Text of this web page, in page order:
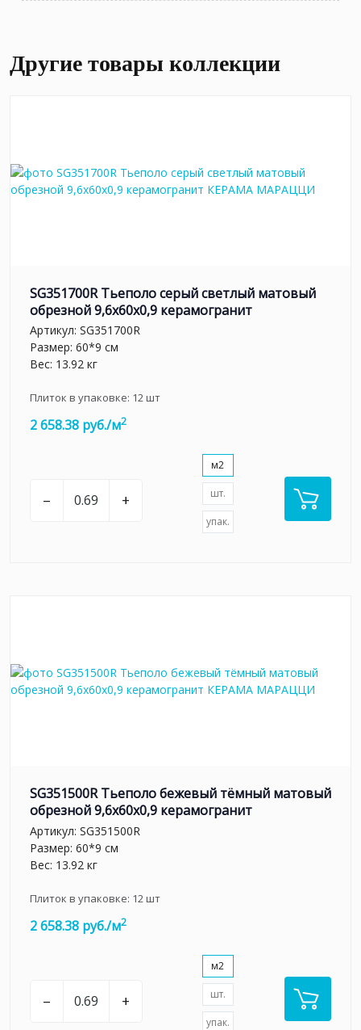
Другие товары коллекции
SG351700R Тьеполо серый светлый матовый
обрезной 9,6x60x0,9 керамогранит
Артикул: SG351700R
Размер: 60*9 см
Вес: 13.92 кг
Плиток в упаковке: 12шт
2 658.38 руб./м2
– +
м2
шт.
упак.
SG351500R Тьеполо бежевый тёмный матовый
обрезной 9,6x60x0,9 керамогранит
Артикул: SG351500R
Размер: 60*9 см
Вес: 13.92 кг
Плиток в упаковке: 12шт
2 658.38 руб./м2
– +
м2
шт.
упак.